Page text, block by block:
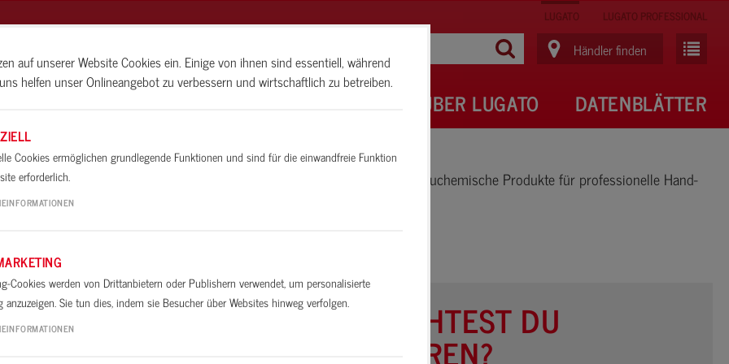
auf unserer Website Cookies ein. Einige von ihnen sind essentiell, während
helfen unser Onlineangebot zu verbessern und wirtschaftlich zu betreiben.
Cookies ermöglichen grundlegende Funktionen und sind für die einwandfreie Funktion
erforderlich.
Cookies werden von Drittanbietern oder Publishern verwendet, um personalisierte
anzuzeigen. Sie tun dies, indem sie Besucher über Websites hinweg verfolgen.
ÜBER LUGATO DATENBLÄTTER
Händler finden
LUGATO LUGATO PROFESSIONAL
100 Jahren entwickeln, produzieren und vertreiben wir hochwertige bauchemische Produkte für professionelle Hand-
Qualität made in Germany …
WO MÖCHTEST DU
RENOVIEREN?